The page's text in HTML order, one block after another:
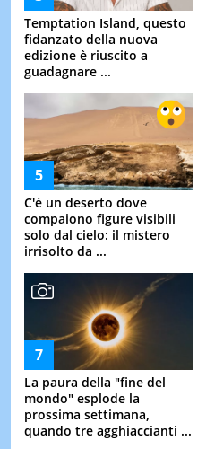
Temptation Island, questo
fidanzato della nuova
edizione è riuscito a
guadagnare ...
C'è un deserto dove
compaiono figure visibili
solo dal cielo: il mistero
irrisolto da ...
La paura della "fine del
mondo" esplode la
prossima settimana,
quando tre agghiaccianti ...